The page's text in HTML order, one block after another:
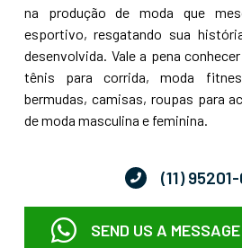
na produção de moda que
esportivo, resgatando sua
desenvolvida. Vale a pena
tênis para corrida, moda
bermudas, camisas, roupas para
de moda masculina e feminina.
(11)
SEND US A